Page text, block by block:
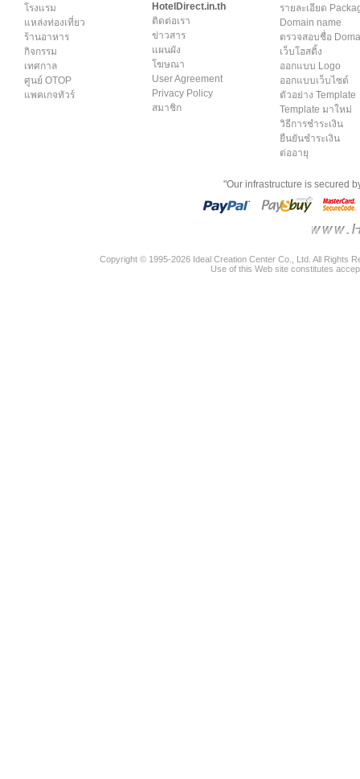
โรงแรม
แหล่งท่องเที่ยว
ร้านอาหาร
กิจกรรม
เทศกาล
ศูนย์ OTOP
แพคเกจทัวร์
HotelDirect.in.th
ติดต่อเรา
ข่าวสาร
แผนผัง
โฆษณา
User Agreement
Privacy Policy
สมาชิก
รายละเอียด
Domain name
ตรวจสอบชื่อ
เว็บโฮสติ้ง
ออกแบบ Logo
ออกแบบเว็บไซต์
ตัวอย่าง Template
Template มาใหม่
วิธีการชำระเงิน
ยืนยันชำระเงิน
ต่ออายุ
"Our infrastructure is secured
Copyright © 1995-2026 Ideal Creation Center Co., Ltd. All Rights
Use of this Web site constitutes